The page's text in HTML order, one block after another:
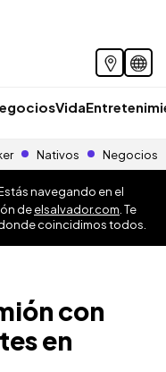
Vida
Nativos Negocios
navegando en el
deelsalvador.com . Te
coincidimos todos.
con
en